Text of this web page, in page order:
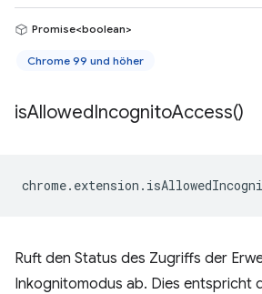
Promise<boolean>
Chrome 99 und höher
isAllowedIncognitoAccess()
chrome. extension .
Ruft den Status des Zugriffs der
Inkognitomodus ab. Dies entspricht